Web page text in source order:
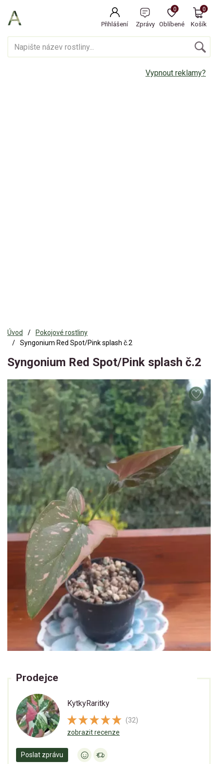
Přihlášení Zprávy Oblíbené
0
Košík
0
Vypnout reklamy?
Úvod
Pokojové rostliny
Syngonium Red Spot/Pink splash č.2
Syngonium Red Spot/Pink splash č.2
Prodejce
KytkyRaritky
(32)
zobrazit recenze
Poslat zprávu